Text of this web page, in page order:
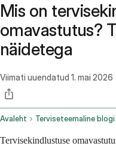
Mis on
omavastutus?
näidetega
Viimati uuendatud 1. mai 2026
Avaleht Terviseteemaline blogi
Tervisekindlustuse